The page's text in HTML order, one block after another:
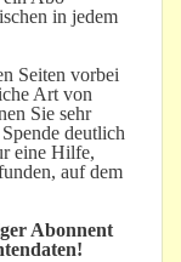
in jedem
Seiten vorbei
Art von
Sie sehr
deutlich
eine Hilfe,
auf dem
Abonnent